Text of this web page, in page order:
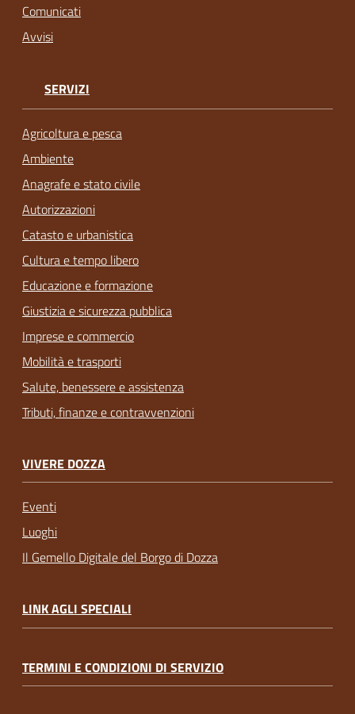
Comunicati
Avvisi
SERVIZI
Agricoltura e pesca
Ambiente
Anagrafe e stato civile
Autorizzazioni
Catasto e urbanistica
Cultura e tempo libero
Educazione e formazione
Giustizia e sicurezza pubblica
Imprese e commercio
Mobilità e trasporti
Salute, benessere e assistenza
Tributi, finanze e contravvenzioni
VIVERE DOZZA
Eventi
Luoghi
Il Gemello Digitale del Borgo di Dozza
LINK AGLI SPECIALI
TERMINI E CONDIZIONI DI SERVIZIO